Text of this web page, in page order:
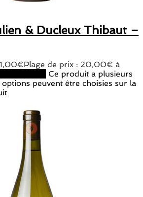
& Ducleux Thibaut –
€Plage de prix : 20,00€ à
Ce produit a plusieurs
options peuvent être choisies sur la